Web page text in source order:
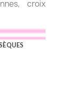
croix